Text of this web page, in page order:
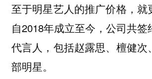
至于明星艺人的推广价格，就
自2018年成立至今，公司共签
代言人，包括赵露思、檀健次
部明星。